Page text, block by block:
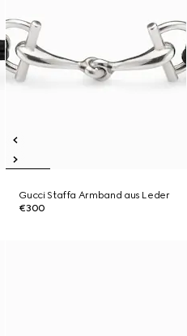
Gucci Staffa Armband aus Leder
€300